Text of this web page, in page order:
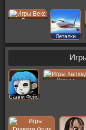
Векс
Леталки
Салли Фейс
Капхед